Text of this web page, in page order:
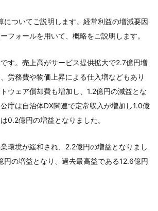
についてご説明します。経常利益の増減要因
フォールを用いて、概略をご説明します。
す。売上高がサービス提供拡大で2.7億円増
労務費や物価上昇による仕入増などもあり
ウェア償却費も増加し、1.2億円の減益とな
庁は自治体DX関連で定常収入が増加し1.0億
0.2億円の増益となりました。
環境が緩和され、2.2億円の増益となりまし
円の増益となり、過去最高益である12.6億円